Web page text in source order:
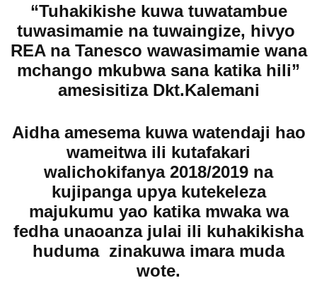
“Tuhakikishe kuwa tuwatambue
tuwasimamie na tuwaingize, hivyo
REA na Tanesco wawasimamie wana
mchango mkubwa sana katika hili”
amesisitiza Dkt.Kalemani
Aidha amesema kuwa watendaji hao
wameitwa ili kutafakari
walichokifanya 2018/2019 na
kujipanga upya kutekeleza
majukumu yao katika mwaka wa
fedha unaoanza julai ili kuhakikisha
huduma zinakuwa imara muda
wote.